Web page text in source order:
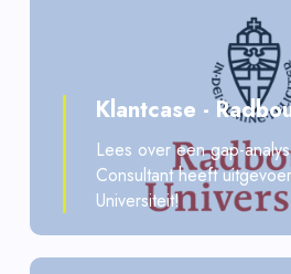
Klantcase -
Lees over een gap-
Consultant heeft
Universiteit!